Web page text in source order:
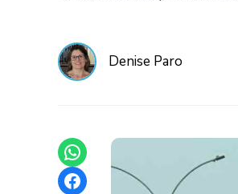
Denise Paro
Share on WhatsApp
Share on Facebook